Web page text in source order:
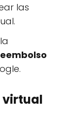
las
virtual